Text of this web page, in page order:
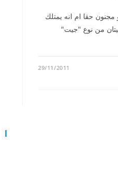
حقا ام انه يمتلك
من نوع "جيت"
29/11/2011